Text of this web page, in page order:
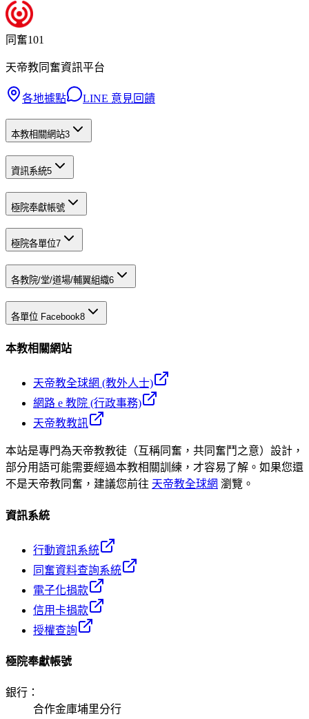
同奮101
天帝教同奮資訊平台
各地據點 LINE 意見回饋
本教相關網站3
資訊系統5
極院奉獻帳號
極院各單位7
各教院/堂/道場/輔翼組織6
各單位 Facebook8
本教相關網站
天帝教全球網 (教外人士)
網路 e 教院 (行政事務)
天帝教教訊
本站是專門為天帝教教徒（互稱同奮，共同奮鬥之意）設計，
部分用語可能需要經過本教相關訓練，才容易了解。如果您還
不是天帝教同奮，建議您前往 天帝教全球網 瀏覽。
資訊系統
行動資訊系統
同奮資料查詢系統
電子化捐款
信用卡捐款
授權查詢
極院奉獻帳號
銀行 ：
合作金庫埔里分行